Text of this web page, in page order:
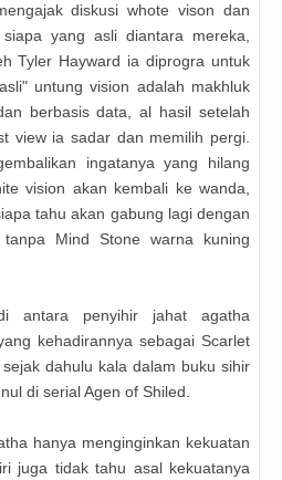
diskusi whote vison dan
yang asli diantara mereka,
Tyler Hayward ia diprogra untuk
untung vision adalah makhluk
berbasis data, al hasil setelah
view ia sadar dan memilih pergi.
ingatanya yang hilang
vision akan kembali ke wanda,
tahu akan gabung lagi dengan
Mind Stone warna kuning
antara penyihir jahat agatha
kehadirannya sebagai Scarlet
dahulu kala dalam buku sihir
di serial Agen of Shiled.
hanya menginginkan kekuatan
juga tidak tahu asal kekuatanya